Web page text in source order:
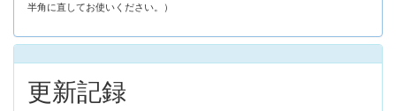
半角に直してお使いください。）
更新記録